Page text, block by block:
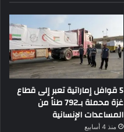
5 قوافل إماراتية تعبر إلى قطاع
غزة محملة بـ792 طناً من
المساعدات الإنسانية
منذ 4 أسابيع